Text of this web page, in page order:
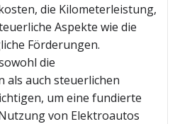
die Kilometerleistung,
Aspekte wie die
Förderungen.
die
als auch steuerlichen
um eine fundierte
von Elektroautos